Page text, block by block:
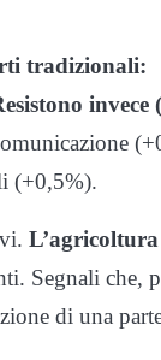
tradizionali:
invece
(+0,5%).
L’agricoltura
Segnali che,
di una